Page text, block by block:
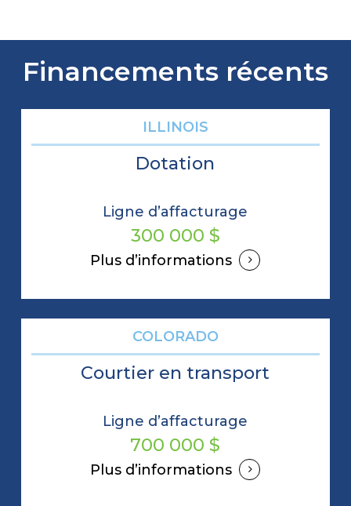
Financements récents
ILLINOIS
Dotation
Ligne d’affacturage
300 000 $
Plus d’informations
COLORADO
Courtier en transport
Ligne d’affacturage
700 000 $
Plus d’informations